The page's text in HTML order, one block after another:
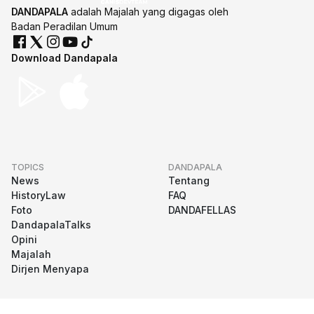
DANDAPALA adalah Majalah yang digagas oleh
Badan Peradilan Umum
Download Dandapala
TOPICS
News
HistoryLaw
Foto
DandapalaTalks
Opini
Majalah
Dirjen Menyapa
DANDAPALA
Tentang
FAQ
DANDAFELLAS